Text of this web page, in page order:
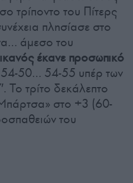
τρίποντο του Πίτερς
πλησίασε στο
άμεσο του
έκανε προσωπικό
54-50… 54-55 υπέρ των
Το τρίτο δεκάλεπτο
στο +3 (60-
του